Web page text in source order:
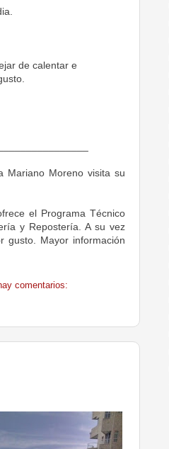
de calentar e
Mariano Moreno visita su
el Programa Técnico
y Repostería. A su vez
gusto. Mayor información
comentarios: